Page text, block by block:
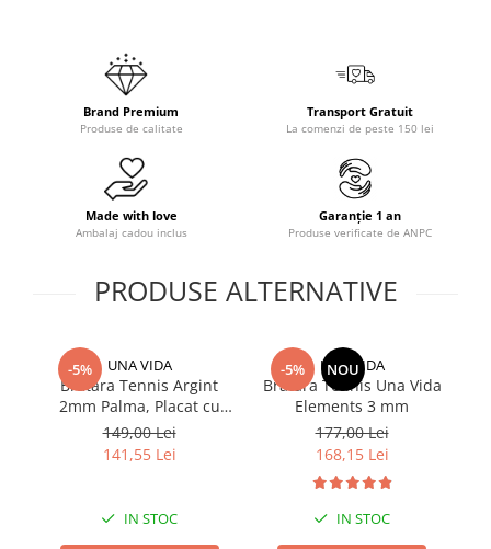
Brand Premium
Produse de calitate
Transport Gratuit
La comenzi de peste 150 lei
Made with love
Ambalaj cadou inclus
Garanție 1 an
Produse verificate de ANPC
PRODUSE ALTERNATIVE
-5% UNA VIDA
Bratara Tennis Argint
2mm Palma, Placat cu
Aur
149,00 Lei
141,55 Lei
IN STOC
-5% NOU
UNA VIDA
Bratara Tennis Una Vida
Elements 3 mm
177,00 Lei
168,15 Lei
IN STOC